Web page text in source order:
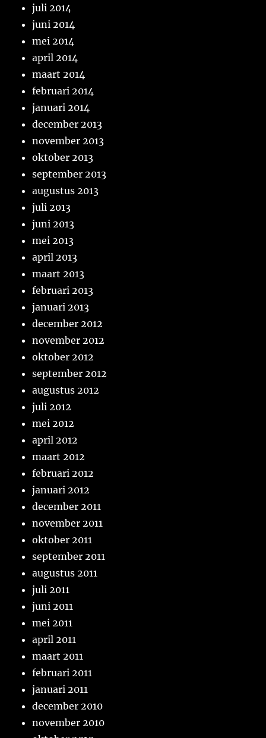
juli 2014
juni 2014
mei 2014
april 2014
maart 2014
februari 2014
januari 2014
december 2013
november 2013
oktober 2013
september 2013
augustus 2013
juli 2013
juni 2013
mei 2013
april 2013
maart 2013
februari 2013
januari 2013
december 2012
november 2012
oktober 2012
september 2012
augustus 2012
juli 2012
mei 2012
april 2012
maart 2012
februari 2012
januari 2012
december 2011
november 2011
oktober 2011
september 2011
augustus 2011
juli 2011
juni 2011
mei 2011
april 2011
maart 2011
februari 2011
januari 2011
december 2010
november 2010